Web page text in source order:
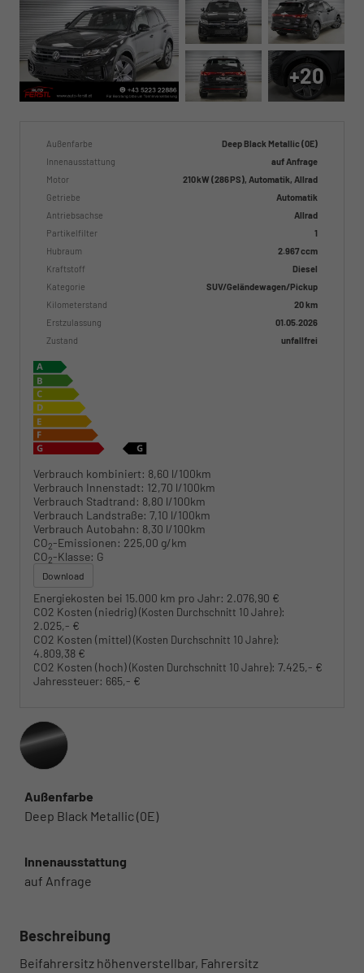
+20
Außenfarbe
Deep Black Metallic (0E)
Innenausstattung
auf Anfrage
Motor
210 kW (286 PS), Automatik, Allrad
Getriebe
Automatik
Antriebsachse
Allrad
Partikelfilter
1
Hubraum
2.967 ccm
Kraftstoff
Diesel
Kategorie
SUV/Geländewagen/Pickup
Kilometerstand
20 km
Erstzulassung
01.05.2026
Zustand
unfallfrei
Verbrauch kombiniert: 8,60 l/100km
Verbrauch Innenstadt: 12,70 l/100km
Verbrauch Stadtrand: 8,80 l/100km
Verbrauch Landstraße: 7,10 l/100km
Verbrauch Autobahn: 8,30 l/100km
CO2-Emissionen: 225,00 g/km
CO2-Klasse: G
Download
Energiekosten bei 15.000 km pro Jahr: 2.076,90 €
CO2 Kosten (niedrig)(Kosten Durchschnitt 10 Jahre):
2.025,- €
CO2 Kosten (mittel)(Kosten Durchschnitt 10 Jahre):
4.809,38 €
CO2 Kosten (hoch)(Kosten Durchschnitt 10 Jahre): 7.425,- €
Jahressteuer: 665,- €
Außenfarbe
Deep Black Metallic (0E)
Innenausstattung
auf Anfrage
Beschreibung
Beifahrersitz höhenverstellbar, Fahrersitz